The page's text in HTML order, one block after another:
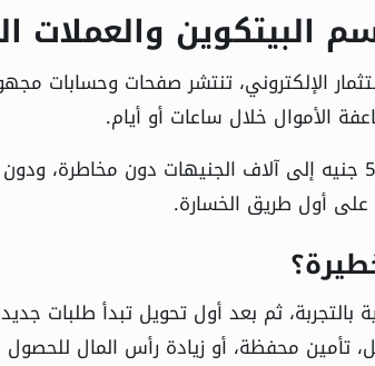
البيتكوين والعملات
الإلكتروني، تنتشر صفحات وحسابات
الأموال خلال ساعات أو أيام.
والحقيقة أن أي جهة تعدك بتحويل 500 جنيه إلى آلاف
أول طريق الخسارة.
بالتجربة، ثم بعد أول تحويل تبدأ
تأمين محفظة، أو زيادة رأس المال للحصول